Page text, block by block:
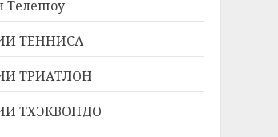
Телешоу
ТЕННИСА
ТРИАТЛОН
ТХЭКВОНДО